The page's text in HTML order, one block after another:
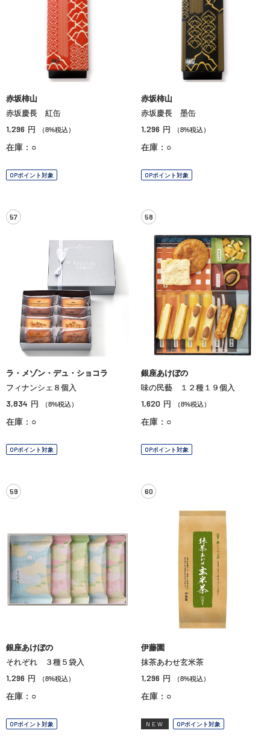
赤坂柿山
赤坂慶長 紅缶
1,296 円 （8%税込）
在庫：○
OPポイント対象
赤坂柿山
赤坂慶長 墨缶
1,296 円 （8%税込）
在庫：○
OPポイント対象
57
ラ・メゾン・デュ・ショコラ
フィナンシェ８個入
3,834 円 （8%税込）
在庫：○
OPポイント対象
58
銀座あけぼの
味の民藝 １２種１９個入
1,620 円 （8%税込）
在庫：○
OPポイント対象
59
銀座あけぼの
それぞれ ３種５袋入
1,296 円 （8%税込）
在庫：○
OPポイント対象
60
伊藤園
抹茶あわせ玄米茶
1,296 円 （8%税込）
在庫：○
NEW OPポイント対象